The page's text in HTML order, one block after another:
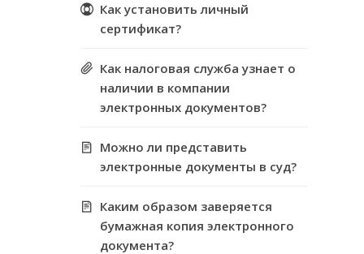
Как установить личный
сертификат?
Как налоговая служба узнает о
наличии в компании
электронных документов?
Можно ли представить
электронные документы в суд?
Каким образом заверяется
бумажная копия электронного
документа?